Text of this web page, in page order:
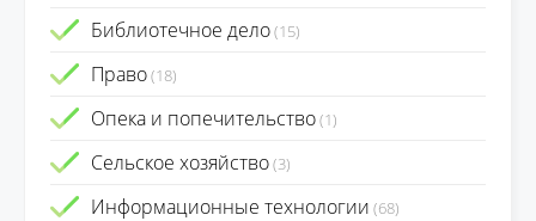
Библиотечное дело(15)
Право(18)
Опека и попечительство(1)
Сельское хозяйство(3)
Информационные технологии (68)